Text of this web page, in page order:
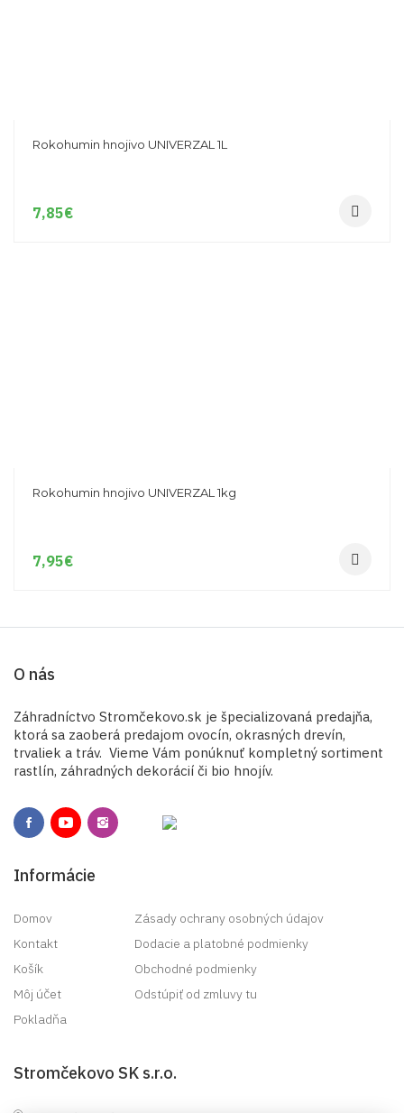
Rokohumin hnojivo UNIVERZAL 1L
7,85€
Rokohumin hnojivo UNIVERZAL 1kg
7,95€
O nás
Záhradníctvo Stromčekovo.sk je špecializovaná predajňa,
ktorá sa zaoberá predajom ovocín, okrasných drevín,
trvaliek a tráv. Vieme Vám ponúknuť kompletný sortiment
rastlín, záhradných dekorácií či bio hnojív.
Informácie
Domov
Zásady ochrany osobných údajov
Kontakt
Dodacie a platobné podmienky
Košík
Obchodné podmienky
Môj účet
Odstúpiť od zmluvy tu
Pokladňa
Stromčekovo SK s.r.o.